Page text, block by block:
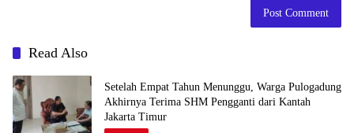
Read Also
Setelah Empat Tahun Menunggu, Warga Pulogadung
Akhirnya Terima SHM Pengganti dari Kantah
Jakarta Timur